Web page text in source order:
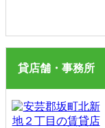
貸店舗・事務所